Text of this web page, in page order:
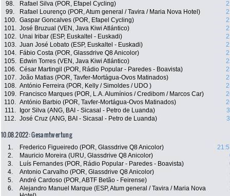
98. Rafael Silva (POR, Efapel Cycling)
99.
Rafael Lourenço (POR, Atum general / Tavira / Maria Nova Hotel)
100. Gaspar Goncalves (POR, Efapel Cycling)
101. José Bruzual (VEN, Java Kiwi Atlántico)
102. Unai Iribar (ESP, Euskaltel - Euskadi)
103. Juan José Lobato (ESP, Euskaltel - Euskadi)
104.
Fábio Costa (POR, Glassdrive Q8 Anicolor)
105.
Edwin Torres (VEN, Java Kiwi Atlántico)
106. César Martingil (POR, Rádio Popular - Paredes - Boavista)
107. João Matias (POR, Tavfer-Mortágua-Ovos Matinados)
108. António Ferreira (POR, Kelly / Simoldes / UDO )
109.
Francisco Marques (POR, L.A. Alumínios / Credibom / Marcos Car)
110. António Barbio (POR, Tavfer-Mortágua-Ovos Matinados)
111.
Igor Silva (ANG, BAI - Sicasal - Petro de Luanda)
112. José Cruz (ANG, BAI - Sicasal - Petro de Luanda)
10.08.2022: Gesamtwertung
1. Frederico Figueiredo (POR, Glassdrive Q8 Anicolor)
2.
Mauricio Moreira (URU, Glassdrive Q8 Anicolor)
3.
Luís Fernandes (POR, Rádio Popular - Paredes - Boavista)
4.
Antonio Carvalho (POR, Glassdrive Q8 Anicolor)
5.
André Cardoso (POR, ABTF Betão - Feirense)
6.
Alejandro Manuel Marque (ESP, Atum general / Tavira / Maria Nova